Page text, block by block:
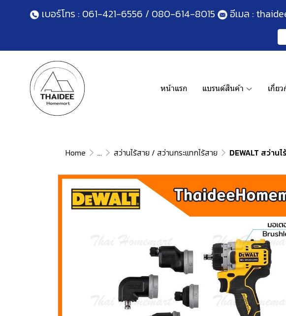
เบอร์โทร : 061-421-6556 / 080-614-8015 อีเมล :
หน้าแรก แบรนด์สินค้า เกี่ยว
Home ... สว่านไร้สาย / สว่านกระแทกไร้สาย DEWALT สว่า